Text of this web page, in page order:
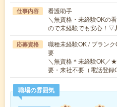
仕事内容
看護助手
＼無資格・未経験OKの
ので未経験でも安心！
応募資格
職種未経験OK / ブラン
要
＼無資格＊未経験OK／
要・来社不要（電話登
職場の雰囲気